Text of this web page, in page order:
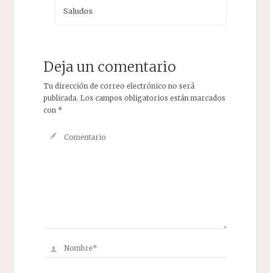
Saludos
Deja un comentario
Tu dirección de correo electrónico no será
publicada. Los campos obligatorios están marcados
con *